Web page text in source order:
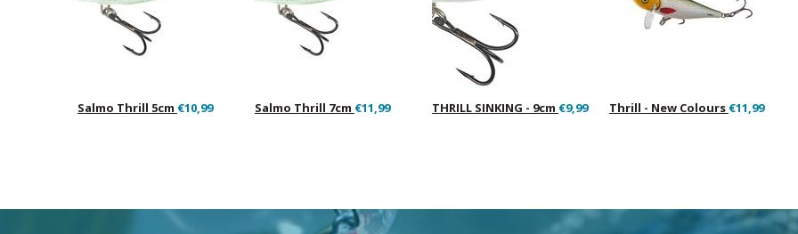
Salmo Thrill 5cm €10,99 Salmo Thrill 7cm €11,99 THRILL SINKING - 9cm €9,99 Thrill - New Colours €11,99